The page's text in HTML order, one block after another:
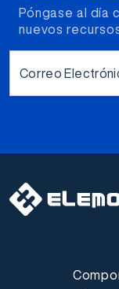
Póngase al día
nuevos
Correo